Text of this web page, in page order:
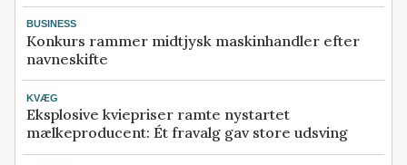
BUSINESS
Konkurs rammer midtjysk maskinhandler efter
navneskifte
KVÆG
Eksplosive kviepriser ramte nystartet
mælkeproducent: Ét fravalg gav store udsving